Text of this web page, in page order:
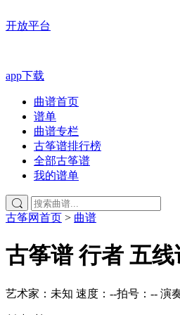
开放平台
app下载
曲谱首页
谱单
曲谱专栏
古筝谱排行榜
全部古筝谱
我的谱单
古筝网首页 > 曲谱
古筝谱行者 五线
艺术家：未知 速度：--拍号：-- 演